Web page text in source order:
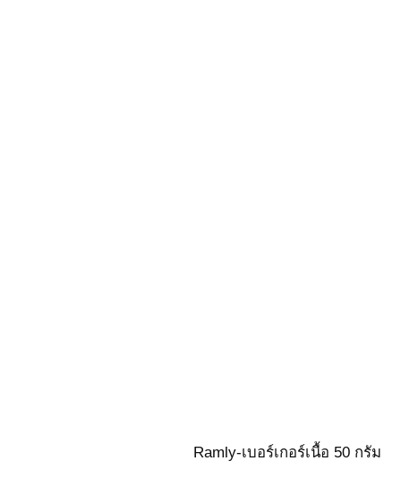
Ramly-เบอร์เกอร์เนื้อ 50 กรัม